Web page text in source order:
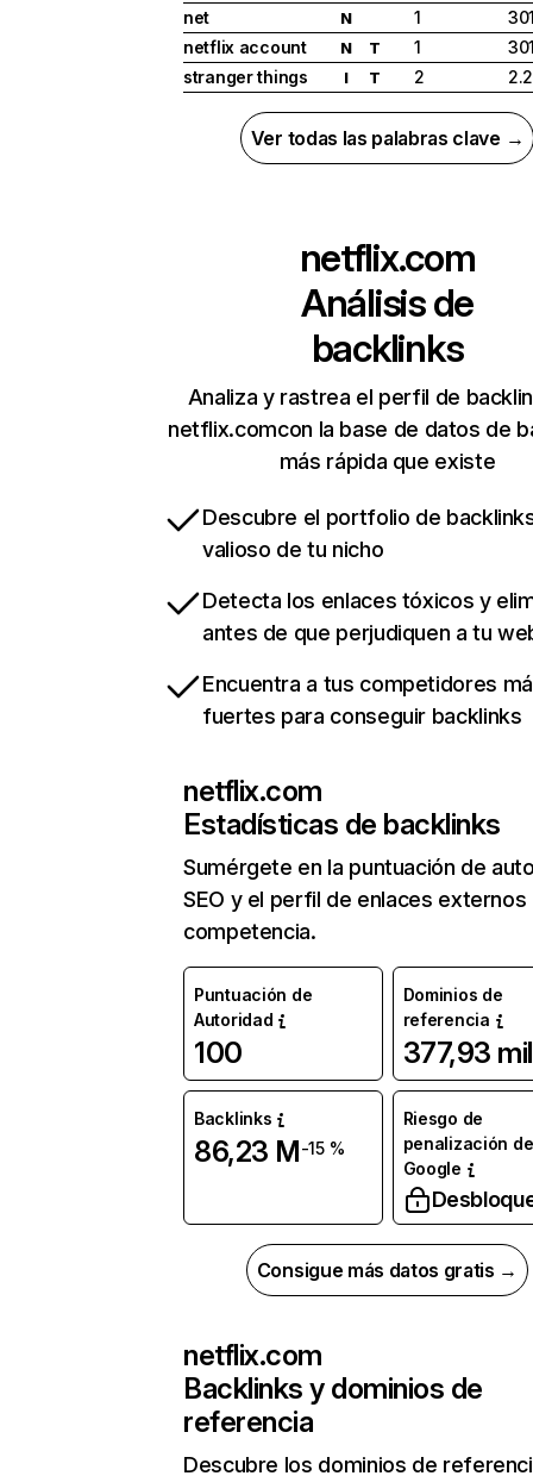
net
N 1
netflix account
N T 1
stranger things
I T 2
Ver todas las palabras clave →
netflix.com
Análisis de
backlinks
Analiza y rastrea el perfil de
netflix.comcon la base de datos de
más rápida que existe
Descubre el portfolio de
valioso de tu nicho
Detecta los enlaces tóxicos y
antes de que perjudiquen a tu
Encuentra a tus competidores
fuertes para conseguir backlinks
netflix.com
Estadísticas de backlinks
Sumérgete en la puntuación de
SEO y el perfil de enlaces externos
competencia.
Puntuación de
Autoridad
100
Dominios de
referencia
377,93 mil
Backlinks
86,23 M-15 %
Riesgo de
penalización de
Google
Consigue más datos gratis →
netflix.com
Backlinks y dominios de
referencia
Descubre los dominios de